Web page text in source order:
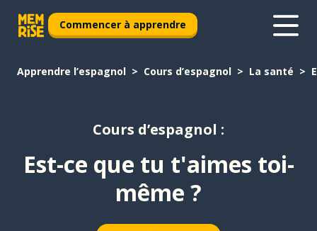
Commencer à apprendre
Apprendre l’espagnol Cours d’espagnol La santé
Cours d’espagnol :
Est-ce que tu t'aimes toi-
même ?